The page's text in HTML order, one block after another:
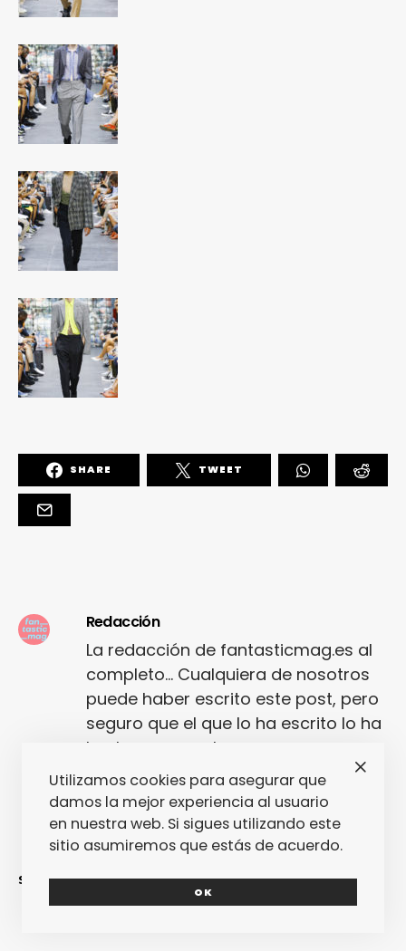
SHARE TWEET
Redacción
La redacción de fantasticmag.es al
completo... Cualquiera de nosotros
puede haber escrito este post, pero
seguro que el que lo ha escrito lo ha
hecho con mucho amor.
SINCERAMENTE
Utilizamos cookies para asegurar que
damos la mejor experiencia al usuario
en nuestra web. Si sigues utilizando este
sitio asumiremos que estás de acuerdo.
OK